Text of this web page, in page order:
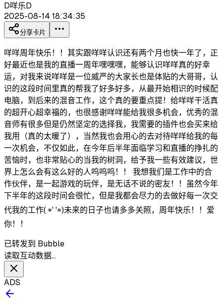
D咩乐D
2025-08-14 18:34:35
分享卡片
咩咩周年快乐！！其实跟咩咩认识还有两个月也快一年了，正
好最近也是我的直播一周年嘿嘿嘿，能够认识咩咩真的好幸
运，对我来说咩咩是一位威严的大家长也是体贴的大哥哥，认
识的这段时间里真的帮我了好多好多，从最开始相识的时候配
电脑，到后来的混音工作，这个真的要重点提！给咩咩干活真
的超开心超幸福的，也很感谢咩咩能给我很多机会，优秀的混
音师有很多但是仍然坚定的选择我，我需要的插件也会买来给
我用（真的太暖了），当然我也会用心的去对待咩咩给我的每
一次机会，不仅如此，在今年后半年面临学习和直播的挣扎的
苦恼时，也非常贴心的当我的树洞，给予我一些有效建议，世
界上怎么会有这么好的人呜呜呜！！ 我想我们是工作中的合
作伙伴，是一起游戏的玩伴，是无话不说的密友！！虽然今年
下半年的这段时间会很忙，但是我都会尽力的去做好每一次交
代我的工作( ⌯' '⌯)未来的日子也请多多关照，周年快乐！！爱
你！！
已转发到 Bubble
读取互动数据…
ADS